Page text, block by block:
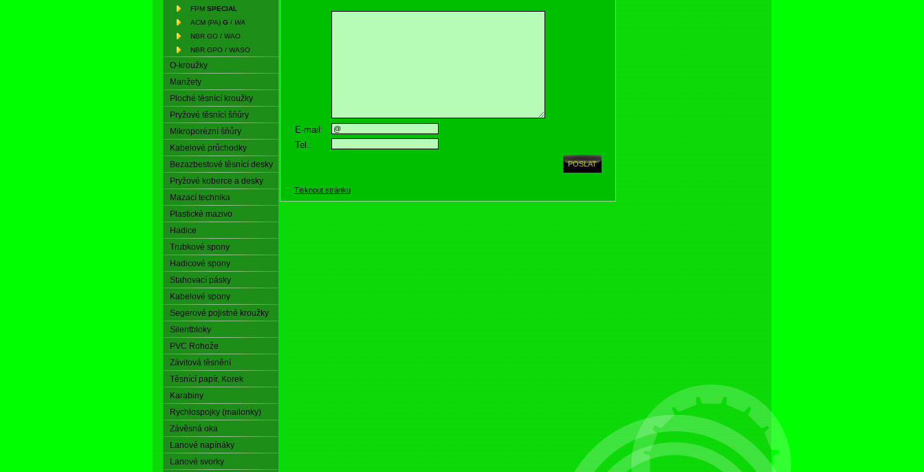
FPM SPECIAL
ACM (PA) G / WA
NBR GO / WAO
NBR GPO / WASO
O-kroužky
Manžety
Ploché těsnící kroužky
Pryžové těsnící šňůry
Mikroporézní šňůry
Kabelové průchodky
Bezazbestové těsnící desky
Pryžové koberce a desky
Mazací technika
Plastické mazivo
Hadice
Trubkové spony
Hadicové spony
Stahovací pásky
Kabelové spony
Segerové pojistné kroužky
Silentbloky
PVC Rohože
Závitová těsnění
Těsnící papír, Korek
Karabiny
Rychlospojky (mailonky)
Závěsná oka
Lanové napínáky
Lanové svorky
E-mail:
Tel.:
Tisknout stránku